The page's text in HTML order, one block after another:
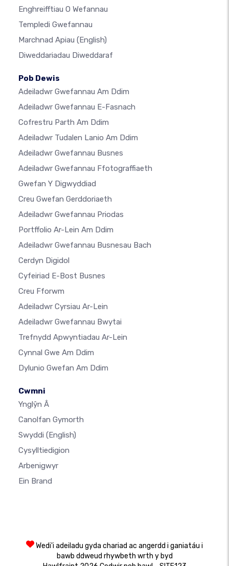
Enghreifftiau O Wefannau
Templedi Gwefannau
Marchnad Apiau (English)
Diweddariadau Diweddaraf
Pob Dewis
Adeiladwr Gwefannau Am Ddim
Adeiladwr Gwefannau E-Fasnach
Cofrestru Parth Am Ddim
Adeiladwr Tudalen Lanio Am Ddim
Adeiladwr Gwefannau Busnes
Adeiladwr Gwefannau Ffotograffiaeth
Gwefan Y Digwyddiad
Creu Gwefan Gerddoriaeth
Adeiladwr Gwefannau Priodas
Portffolio Ar-Lein Am Ddim
Adeiladwr Gwefannau Busnesau Bach
Cerdyn Digidol
Cyfeiriad E-Bost Busnes
Creu Fforwm
Adeiladwr Cyrsiau Ar-Lein
Adeiladwr Gwefannau Bwytai
Trefnydd Apwyntiadau Ar-Lein
Cynnal Gwe Am Ddim
Dylunio Gwefan Am Ddim
Cwmni
Ynglŷn Â
Canolfan Gymorth
Swyddi (English)
Cysylltiedigion
Arbenigwyr
Ein Brand
Wedi'i adeiladu gyda chariad ac angerdd i ganiatáu i
bawb ddweud rhywbeth wrth y byd